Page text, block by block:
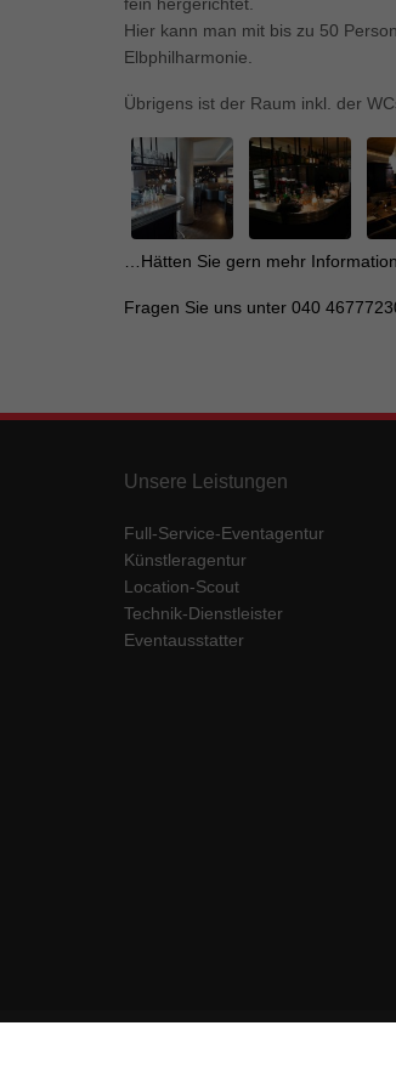
Hier kann man mit bis zu 50
Elbphilharmonie.
Übrigens ist der Raum inkl. der
…Hätten Sie gern mehr
Fragen Sie uns unter 040
Unsere Leistungen
Full-Service-Eventagentur
Künstleragentur
Location-Scout
Technik-Dienstleister
Eventausstatter